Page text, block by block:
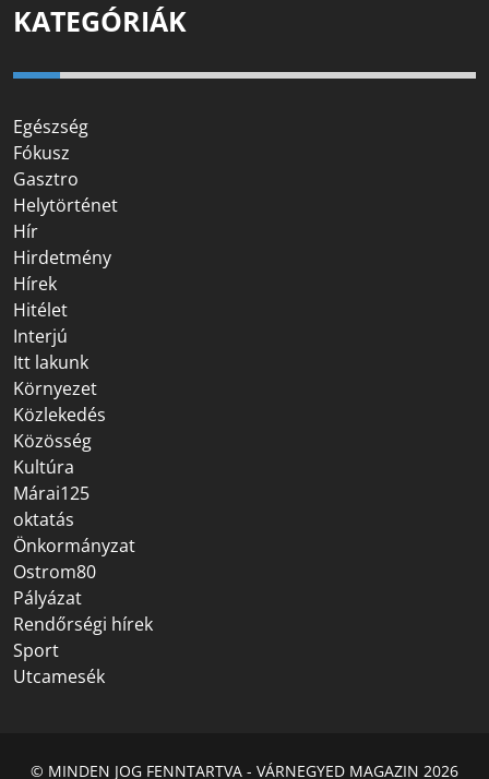
KATEGÓRIÁK
Egészség
Fókusz
Gasztro
Helytörténet
Hír
Hirdetmény
Hírek
Hitélet
Interjú
Itt lakunk
Környezet
Közlekedés
Közösség
Kultúra
Márai125
oktatás
Önkormányzat
Ostrom80
Pályázat
Rendőrségi hírek
Sport
Utcamesék
© MINDEN JOG FENNTARTVA - VÁRNEGYED MAGAZIN 2026